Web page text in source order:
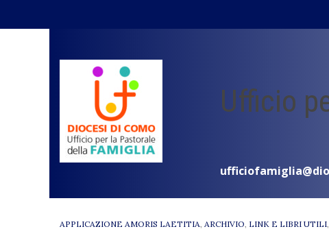
Ufficio
APPLICAZIONE AMORIS LAETITIA, ARCHIVIO, LINK E LIBRI UTILI,